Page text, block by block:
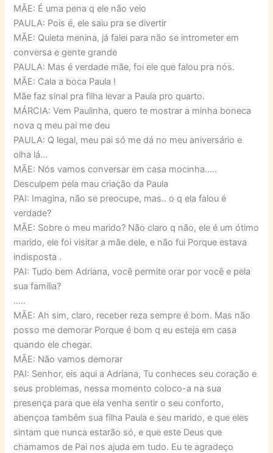
MÃE: É uma pena q ele não veio
PAULA: Pois é, ele saiu pra se divertir
MÃE: Quieta menina, já falei para não se intrometer em
conversa e gente grande
PAULA: Mas é verdade mãe, foi ele que falou pra nós.
MÃE: Cala a boca Paula !
Mãe faz sinal pra filha levar a Paula pro quarto.
MÁRCIA: Vem Paulinha, quero te mostrar a minha boneca
nova q meu pai me deu
PAULA: Q legal, meu pai só me dá no meu aniversário e
olha lá…
MÃE: Nós vamos conversar em casa mocinha…..
Desculpem pela mau criação da Paula
PAI: Imagina, não se preocupe, mas.. o q ela falou é
verdade?
MÃE: Sobre o meu marido? Não claro q não, ele é um ótimo
marido, ele foi visitar a mãe dele, e não fui Porque estava
indisposta .
PAI: Tudo bem Adriana, você permite orar por você e pela
sua família?
…..
MÃE: Ah sim, claro, receber reza sempre é bom. Mas não
posso me demorar Porque é bom q eu esteja em casa
quando ele chegar.
MÃE: Não vamos demorar
PAI: Senhor, eis aqui a Adriana, Tu conheces seu coração e
seus problemas, nessa momento coloco-a na sua
presença para que ela venha sentir o seu conforto,
abençoa também sua filha Paula e seu marido, e que eles
sintam que nunca estarão só, e que este Deus que
chamamos de Pai nos ajuda em tudo. Eu te agradeço